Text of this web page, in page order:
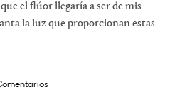
el flúor llegaría a ser de mis
la luz que proporcionan estas